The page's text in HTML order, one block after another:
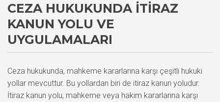
CEZA HUKUKUNDA İTIRAZ
KANUN YOLU VE
UYGULAMALARI
Ceza hukukunda, mahkeme kararlarına karşı çeşitli hukuki
yollar mevcuttur. Bu yollardan biri de itiraz kanun yoludur.
İtiraz kanun yolu, mahkeme veya hakim kararlarına karşı